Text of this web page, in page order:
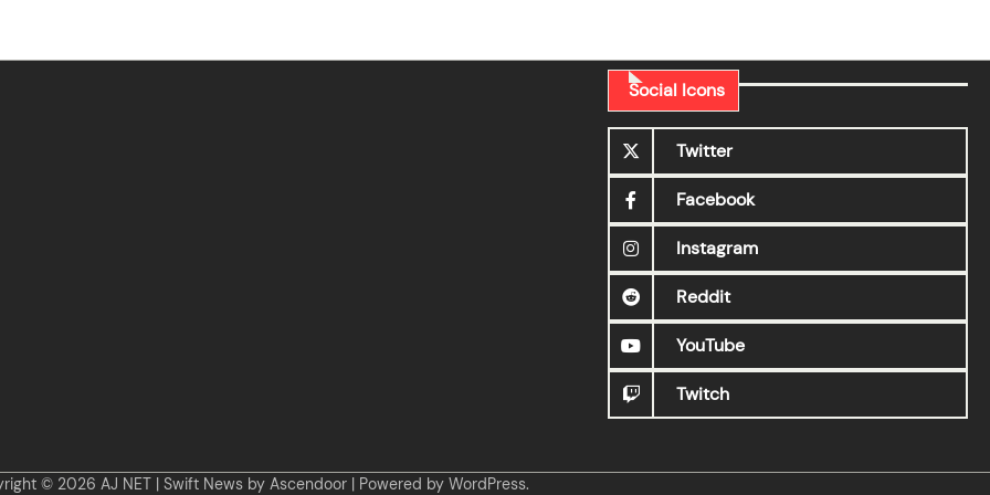
Social Icons
Twitter
Facebook
Instagram
Reddit
YouTube
Twitch
© 2026 AJ NET| Swift News by Ascendoor| Powered by WordPress.